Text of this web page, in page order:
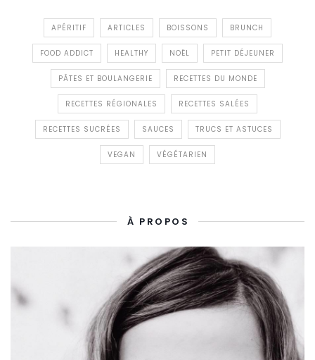
APÉRITIF ARTICLES BOISSONS BRUNCH
FOOD ADDICT HEALTHY NOËL PETIT DÉJEUNER
PÂTES ET BOULANGERIE RECETTES DU MONDE
RECETTES RÉGIONALES RECETTES SALÉES
RECETTES SUCRÉES SAUCES TRUCS ET ASTUCES
VEGAN VÉGÉTARIEN
À PROPOS